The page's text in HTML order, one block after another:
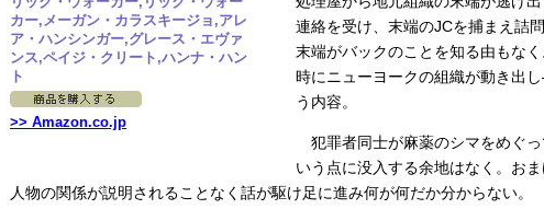
カー,メーガン・カラスキージョ,アレ
ア・ハンシンガー,グレース・エヴァ
ンス,ペイジ・クリート,ハンナ・ハン
ト
>> Amazon.co.jp
連絡を受け、末端のJCを捕まえ詰
末端がバックのことを知る由もな
時にニューヨークの組織が動き出
う内容。
犯罪者同士が麻薬のシマをめぐっ
いう点に没入する余地はなく。お
人物の関係が説明されることなく話が駆け足に進み何が何だか分からない。